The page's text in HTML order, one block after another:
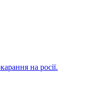
на росії.